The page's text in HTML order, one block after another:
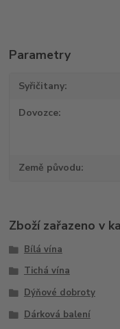
Parametry
Syřičitany
Dovozce
Země původu
Zboží zařazeno v
Bílá vína
Tichá vína
Dýňové dobroty
Dárková balení